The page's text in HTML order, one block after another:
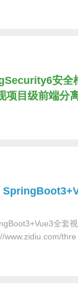
安
项目级前端分
全套
thre